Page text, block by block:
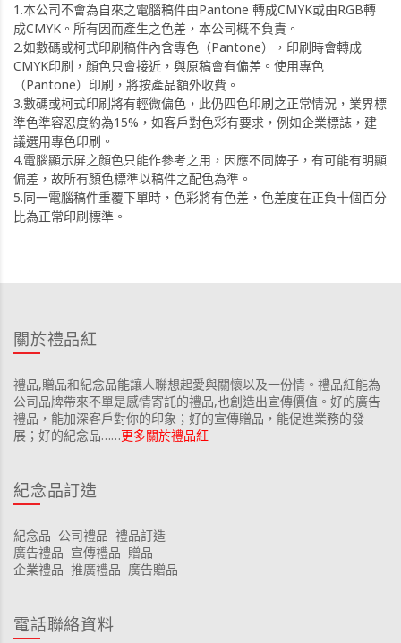
1.本公司不會為自來之電腦稿件由Pantone 轉成CMYK或由RGB轉
成CMYK。所有因而產生之色差，本公司概不負責。
2.如數碼或柯式印刷稿件內含專色（Pantone），印刷時會轉成
CMYK印刷，顏色只會接近，與原稿會有偏差。使用專色
（Pantone）印刷，將按產品額外收費。
3.數碼或柯式印刷將有輕微偏色，此仍四色印刷之正常情況，業界標
準色準容忍度約為15%，如客戶對色彩有要求，例如企業標誌，建
議選用專色印刷。
4.電腦顯示屏之顏色只能作參考之用，因應不同牌子，有可能有明顯
偏差，故所有顏色標準以稿件之配色為準。
5.同一電腦稿件重覆下單時，色彩將有色差，色差度在正負十個百分
比為正常印刷標準。
關於禮品紅
禮品,贈品和紀念品能讓人聯想起愛與關懷以及一份情。禮品紅能為
公司品牌帶來不單是感情寄託的禮品,也創造出宣傳價值。好的廣告
禮品，能加深客戶對你的印象；好的宣傳贈品，能促進業務的發
展；好的紀念品……更多關於禮品紅
紀念品訂造
紀念品 公司禮品 禮品訂造
廣告禮品 宣傳禮品 贈品
企業禮品 推廣禮品 廣告贈品
電話聯絡資料